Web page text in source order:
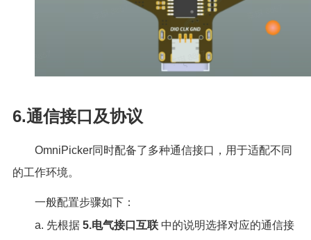
6.通信接口及协议
OmniPicker同时配备了多种通信接口，用于适配不同
的工作环境。
一般配置步骤如下：
a. 先根据 5.电气接口互联中的说明选择对应的通信接